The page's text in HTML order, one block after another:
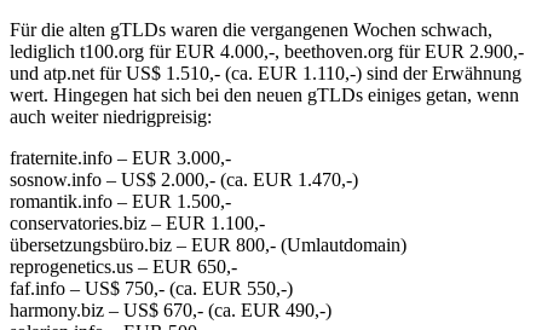
Für die alten gTLDs waren die vergangenen Wochen schwach,
lediglich t100.org für EUR 4.000,-, beethoven.org für EUR 2.900,-
und atp.net für US$ 1.510,- (ca. EUR 1.110,-) sind der Erwähnung
wert. Hingegen hat sich bei den neuen gTLDs einiges getan, wenn
auch weiter niedrigpreisig:
fraternite.info – EUR 3.000,-
sosnow.info – US$ 2.000,- (ca. EUR 1.470,-)
romantik.info – EUR 1.500,-
conservatories.biz – EUR 1.100,-
übersetzungsbüro.biz – EUR 800,- (Umlautdomain)
reprogenetics.us – EUR 650,-
faf.info – US$ 750,- (ca. EUR 550,-)
harmony.biz – US$ 670,- (ca. EUR 490,-)